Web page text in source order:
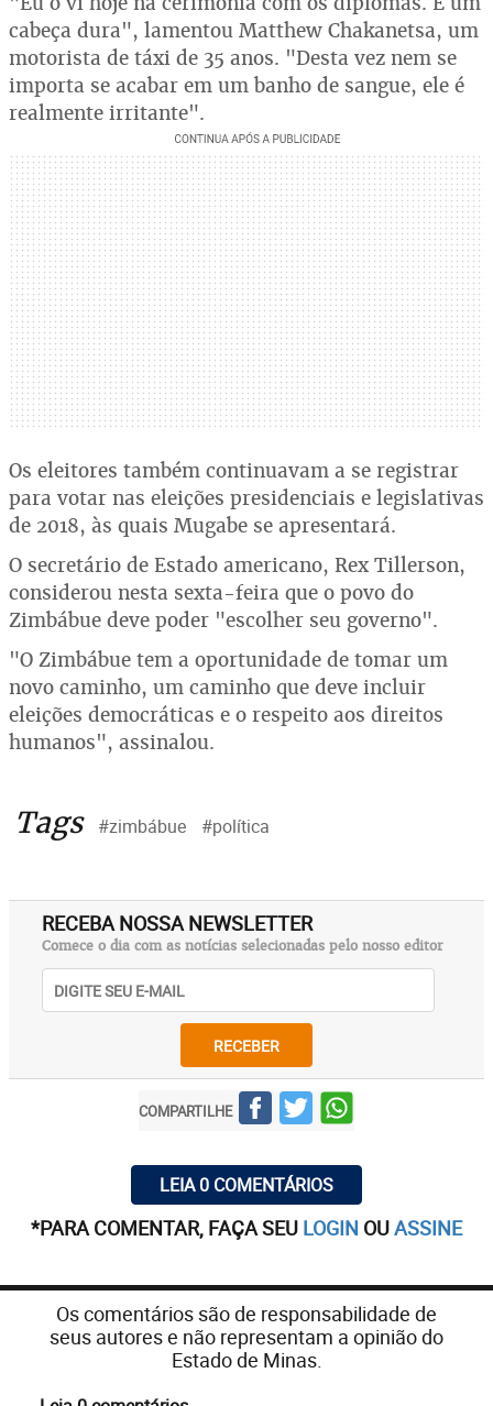
cabeça dura", lamentou Matthew Chakanetsa, um
motorista de táxi de 35 anos. "Desta vez nem se
importa se acabar em um banho de sangue, ele é
realmente irritante".
Os eleitores também continuavam a se registrar
para votar nas eleições presidenciais e legislativas
de 2018, às quais Mugabe se apresentará.
O secretário de Estado americano, Rex Tillerson,
considerou nesta sexta-feira que o povo do
Zimbábue deve poder "escolher seu governo".
"O Zimbábue tem a oportunidade de tomar um
novo caminho, um caminho que deve incluir
eleições democráticas e o respeito aos direitos
humanos", assinalou.
Tags #zimbábue #política
RECEBA NOSSA NEWSLETTER
Comece o dia com as notícias selecionadas pelo nosso editor
RECEBER
COMPARTILHE
LEIA 0 COMENTÁRIOS
*PARA COMENTAR, FAÇA SEU LOGIN OUASSINE
Os comentários são de responsabilidade de
seus autores e não representam a opinião do
Estado de Minas.